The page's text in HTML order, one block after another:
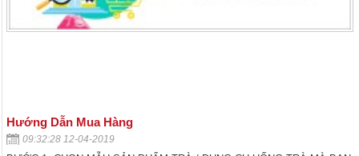
Hướng Dẫn Mua Hàng
09:32:28 12-04-2019